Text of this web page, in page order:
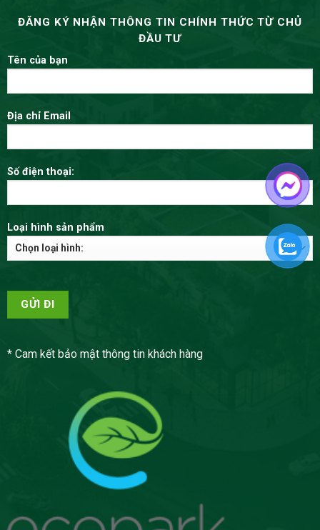
ĐĂNG KÝ NHẬN THÔNG TIN CHÍNH THỨC TỪ CHỦ
ĐẦU TƯ
Tên của bạn
Địa chỉ Email
Số điện thoại:
Loại hình sản phẩm
* Cam kết bảo mật thông tin khách hàng